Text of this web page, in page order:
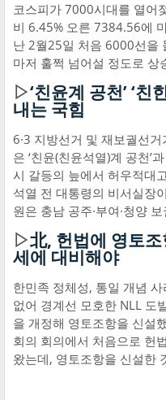
코스피가 7000시대를 열어
비 6.45% 오른 7384.56에
난 2월25일 처음 6000선을
마저 훌쩍 넘어설 정도로 상
▷‘친윤계 공천’ ‘
내는 국힘
6·3 지방선거 및 재보궐선
은 ‘친윤(친윤석열)계 공천’
시 갈등의 늪에서 허우적대
석열 전 대통령의 비서실장
원은 충남 공주·부여·청양
▷北, 헌법에 영토
세에 대비해야
한민족 정체성, 통일 개념 사
없어 경계선 모호한 NLL 도
을 개정해 영토조항을 신설
회의 회의에서 처음으로 헌
왔는데, 영토조항을 신설한